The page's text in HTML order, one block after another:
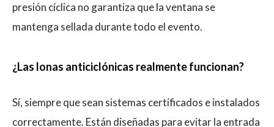
presión cíclica no garantiza que la ventana se
mantenga sellada durante todo el evento.
¿Las lonas anticiclónicas realmente funcionan?
Sí, siempre que sean sistemas certificados e instalados
correctamente. Están diseñadas para evitar la entrada